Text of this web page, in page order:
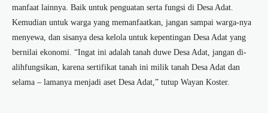
manfaat lainnya. Baik untuk penguatan serta fungsi di Desa Adat.
Kemudian untuk warga yang memanfaatkan, jangan sampai warga-nya
menyewa, dan sisanya desa kelola untuk kepentingan Desa Adat yang
bernilai ekonomi. “Ingat ini adalah tanah duwe Desa Adat, jangan di-
alihfungsikan, karena sertifikat tanah ini milik tanah Desa Adat dan
selama – lamanya menjadi aset Desa Adat,” tutup Wayan Koster.